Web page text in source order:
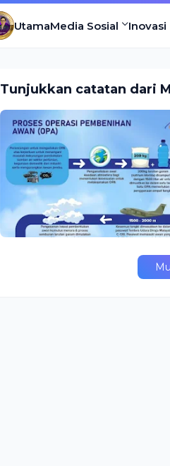
UtamaMedia Sosial Inovasi
Tunjukkan catatan dari